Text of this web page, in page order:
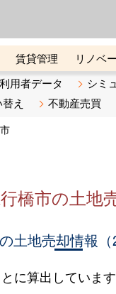
賃貸管理 リノベ
マガジンBiz 不動
用者データ
シミ
え 不動産売買
橋市の土地
土地売却情報（
に算出しています